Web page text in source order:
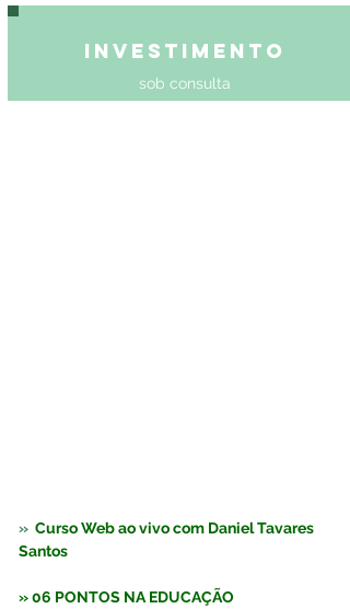
Investimento
sob consulta
» Curso Web ao vivo com Daniel Tavares
Santos
» 06 PONTOS NA EDUCAÇÃO